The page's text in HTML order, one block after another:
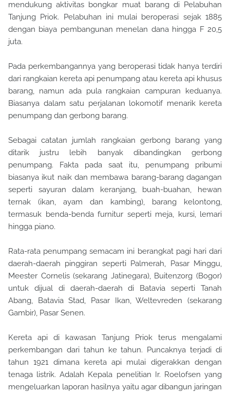
mendukung aktivitas bongkar muat barang di Pelabuhan
Tanjung Priok. Pelabuhan inimulai beroperasi sejak 1885
dengan biaya pembangunan menelan dana hingga F 20,5
juta.
Pada perkembangannya yang beroperasi tidak hanya terdiri
dari rangkaian kereta api penumpang atau kereta api khusus
barang, namun ada pula rangkaian campuran keduanya.
Biasanya dalam satu perjalanan lokomotif menarik kereta
penumpang dan gerbong barang.
Sebagai catatan jumlah rangkaian gerbong barang yang
ditarik justru lebih banyak dibandingkan gerbong
penumpang. Fakta pada saat itu, penumpang pribumi
biasanya ikut naik dan membawa barang-barang dagangan
seperti sayuran dalam keranjang, buah-buahan, hewan
ternak (ikan, ayam dan kambing), barang kelontong,
termasuk benda-benda furnitur seperti meja, kursi, lemari
hingga piano.
Rata-rata penumpang semacam ini berangkat pagi hari dari
daerah-daerah pinggiran seperti Palmerah, Pasar Minggu,
Meester Cornelis (sekarang Jatinegara), Buitenzorg (Bogor)
untuk dijual di daerah-daerah di Batavia seperti Tanah
Abang, Batavia Stad, Pasar Ikan, Weltevreden (sekarang
Gambir), Pasar Senen.
Kereta api di kawasan Tanjung Priok terus mengalami
perkembangan dari tahun ke tahun. Puncaknya terjadi di
tahun 1921 dimana kereta api mulai digerakkan dengan
tenaga listrik. Adalah Kepala penelitian Ir. Roelofsen yang
mengeluarkan laporan hasilnya yaitu agar dibangun jaringan